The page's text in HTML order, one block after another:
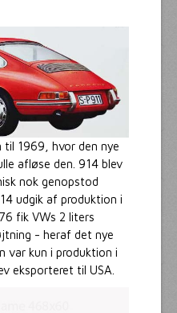
1969, hvor den nye
afløse den. 914 blev
nok genopstod
udgik af produktion i
fik VWs 2 liters
- heraf det nye
var kun i produktion i
eksporteret til USA.